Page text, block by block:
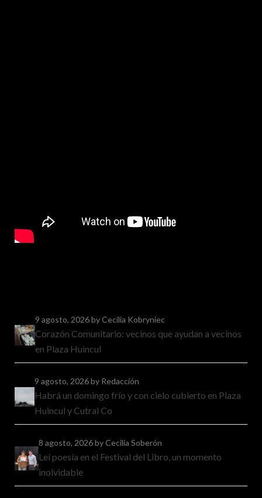
9 agosto, 2026by Cecilia Kobryniec
Corazón Comunitario: vecinos que ayudan a vecinos
en Plaza Huincul
9 agosto, 2026by Redacción
Habrá un domingo frío y con cielo cubierto en Plaza
Huincul y Cutral Co
8 agosto, 2026by Cecilia Soberón
Leí poesía en el Festival del Libro, un momento
inolvidable